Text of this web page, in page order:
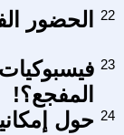
الحضور 22
المفجع؟!
23
حول 24